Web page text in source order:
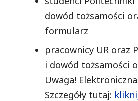
dowód tożsamości
formularz
pracownicy UR oraz
i dowód tożsamości
Uwaga!
Szczegóły tutaj: